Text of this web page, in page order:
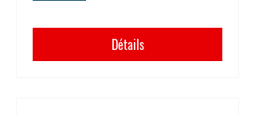
Détails